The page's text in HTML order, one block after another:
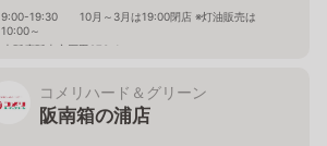
9:00-19:30 10月～3月は19:00閉店 ※灯油販売は
10:00～
大阪府阪南市石田273-1
コメリハード＆グリーン
阪南箱の浦店